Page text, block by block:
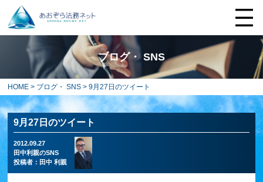
ブログ・ SNS
HOME > ブログ・ SNS > 9月27日のツイート
9月27日のツイート
2012.09.27
田中利親のSNS
投稿者： 田中 利親